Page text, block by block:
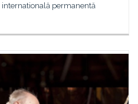
permanentă